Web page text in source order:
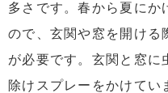
多さです。春から夏にか
ので、玄関や窓を開ける
が必要です。玄関と窓に
除けスプレーをかけてい